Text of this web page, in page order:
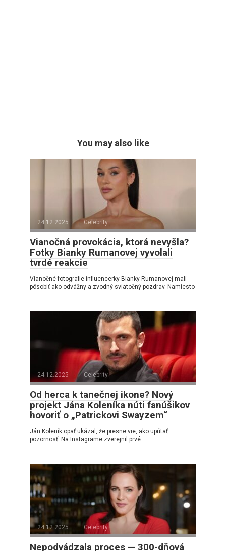
You may also like
24.12.2025 Celebrity
Vianočná provokácia, ktorá nevyšla?
Fotky Bianky Rumanovej vyvolali
tvrdé reakcie
Vianočné fotografie influencerky Bianky Rumanovej mali
pôsobiť ako odvážny a zvodný sviatočný pozdrav. Namiesto
24.12.2025 Celebrity
Od herca k tanečnej ikone? Nový
projekt Jána Koleníka núti fanúšikov
hovoriť o „Patrickovi Swayzem“
Ján Koleník opäť ukázal, že presne vie, ako upútať
pozornosť. Na Instagrame zverejnil prvé
24.12.2025 Celebrity
Nepodvádzala proces — 300-dňová